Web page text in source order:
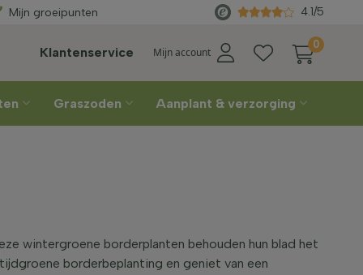
van de kweker
Mijn groeipunten 4.1/5
Klantenservice Mijn account
0
Graszoden Aanplant & verzorging
wintergroene borderplanten behouden hun blad het
borderbeplanting en geniet van een